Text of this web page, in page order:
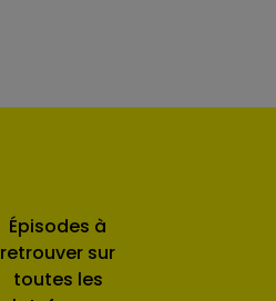
Épisodes à
retrouver sur
toutes les